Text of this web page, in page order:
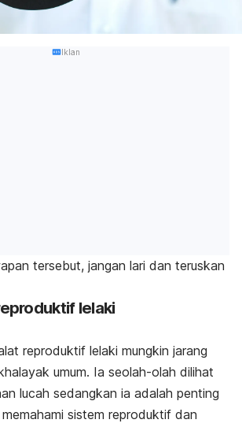
Iklan
tersebut, jangan lari dan teruskan
lelaki
reproduktif lelaki mungkin jarang
umum. Ia seolah-olah dilihat
lucah sedangkan ia adalah penting
sistem reproduktif dan